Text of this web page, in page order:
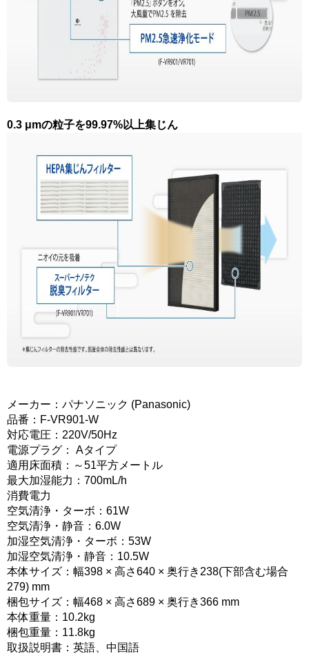
0.3 μmの粒子を99.97%以上集じん
メーカー：パナソニック (Panasonic)
品番：F-VR901-W
対応電圧：220V/50Hz
電源プラグ： Aタイプ
適用床面積：～51平方メートル
最大加湿能力：700mL/h
消費電力
空気清浄・ターボ：61W
空気清浄・静音：6.0W
加湿空気清浄・ターボ：53W
加湿空気清浄・静音：10.5W
本体サイズ：幅398 × 高さ640 × 奥行き238(下部含む場合
279) mm
梱包サイズ：幅468 × 高さ689 × 奥行き366 mm
本体重量：10.2kg
梱包重量：11.8kg
取扱説明書：英語、中国語